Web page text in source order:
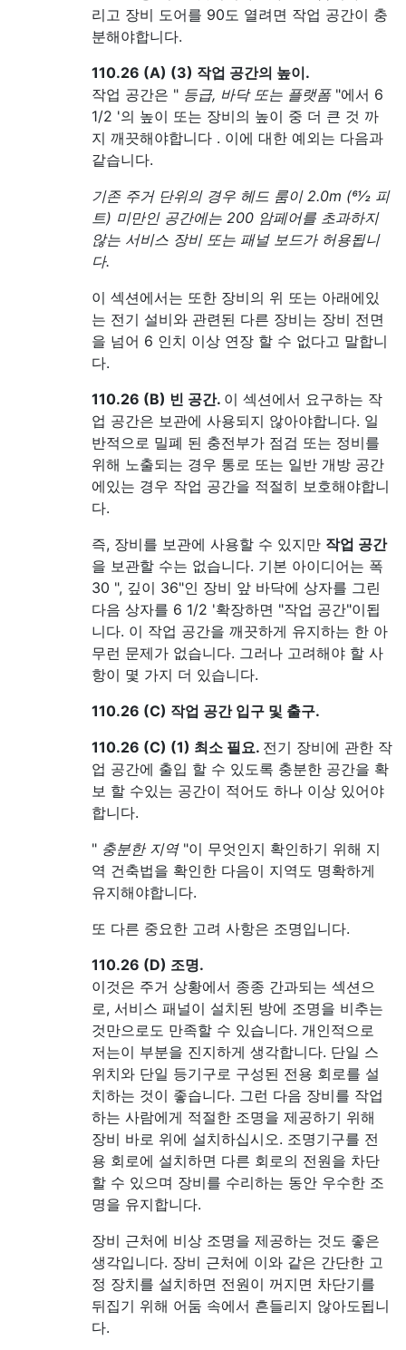
리고 장비 도어를 90도 열려면 작업 공간이 충
분해야합니다.
110.26 (A) (3) 작업 공간의 높이.
작업 공간은 " 등급, 바닥 또는 플랫폼"에서 6
1/2 '의 높이 또는 장비의 높이 중 더 큰 것 까
지 깨끗해야합니다 . 이에 대한 예외는 다음과
같습니다.
기존 주거 단위의 경우 헤드 룸이 2.0m (61⁄2 피
트) 미만인 공간에는 200 암페어를 초과하지
않는 서비스 장비 또는 패널 보드가 허용됩니
다.
이 섹션에서는 또한 장비의 위 또는 아래에있
는 전기 설비와 관련된 다른 장비는 장비 전면
을 넘어 6 인치 이상 연장 할 수 없다고 말합니
다.
110.26 (B) 빈 공간. 이 섹션에서 요구하는 작
업 공간은 보관에 사용되지 않아야합니다. 일
반적으로 밀폐 된 충전부가 점검 또는 정비를
위해 노출되는 경우 통로 또는 일반 개방 공간
에있는 경우 작업 공간을 적절히 보호해야합니
다.
즉, 장비를 보관에 사용할 수 있지만 작업 공간
을 보관할 수는 없습니다. 기본 아이디어는 폭
30 ", 깊이 36"인 장비 앞 바닥에 상자를 그린
다음 상자를 6 1/2 '확장하면 "작업 공간"이됩
니다. 이 작업 공간을 깨끗하게 유지하는 한 아
무런 문제가 없습니다. 그러나 고려해야 할 사
항이 몇 가지 더 있습니다.
110.26 (C) 작업 공간 입구 및 출구.
110.26 (C) (1) 최소 필요. 전기 장비에 관한 작
업 공간에 출입 할 수 있도록 충분한 공간을 확
보 할 수있는 공간이 적어도 하나 이상 있어야
합니다.
" 충분한 지역"이 무엇인지 확인하기 위해 지
역 건축법을 확인한 다음이 지역도 명확하게
유지해야합니다.
또 다른 중요한 고려 사항은 조명입니다.
110.26 (D) 조명.
이것은 주거 상황에서 종종 간과되는 섹션으
로, 서비스 패널이 설치된 방에 조명을 비추는
것만으로도 만족할 수 있습니다. 개인적으로
저는이 부분을 진지하게 생각합니다. 단일 스
위치와 단일 등기구로 구성된 전용 회로를 설
치하는 것이 좋습니다. 그런 다음 장비를 작업
하는 사람에게 적절한 조명을 제공하기 위해
장비 바로 위에 설치하십시오. 조명기구를 전
용 회로에 설치하면 다른 회로의 전원을 차단
할 수 있으며 장비를 수리하는 동안 우수한 조
명을 유지합니다.
장비 근처에 비상 조명을 제공하는 것도 좋은
생각입니다. 장비 근처에 이와 같은 간단한 고
정 장치를 설치하면 전원이 꺼지면 차단기를
뒤집기 위해 어둠 속에서 흔들리지 않아도됩니
다.